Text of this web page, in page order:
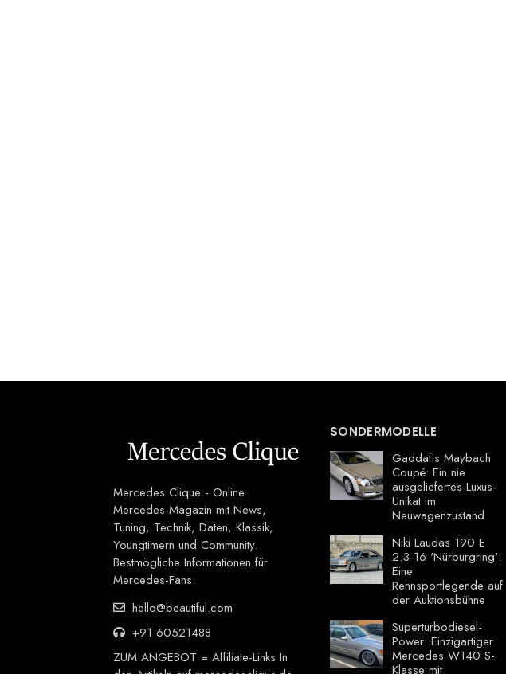
Mercedes Clique - Online
Mercedes-Magazin mit News,
Tuning, Technik, Daten, Klassik,
Youngtimern und Community.
Bestmögliche Informationen für
Mercedes-Fans.
hello@beautiful.com
+91 60521488
ZUM ANGEBOT = Affiliate-Links In
SONDERMODELLE
Gaddafis Maybach
Coupé: Ein nie
ausgeliefertes Luxus-
Unikat im
Neuwagenzustand
Niki Laudas 190 E
2.3-16 'Nürburgring':
Eine
Rennsportlegende auf
der Auktionsbühne
Superturbodiesel-
Power: Einzigartiger
Mercedes W140 S-
Klasse mit